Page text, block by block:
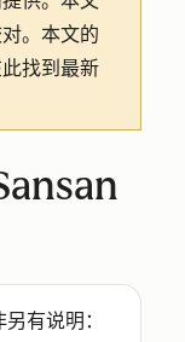
。本文的
找到最新
有说明：